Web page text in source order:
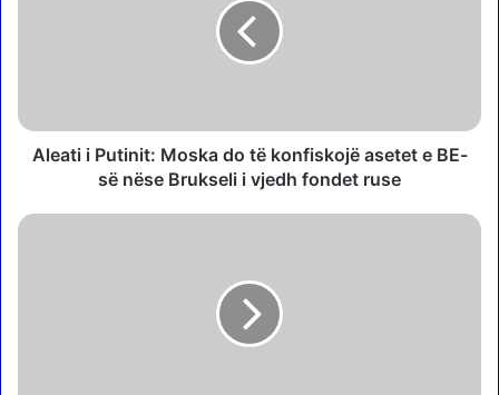
u
i
Aleati i Putinit: Moska do të konfiskojë asetet e BE-
së nëse Brukseli i vjedh fondet ruse
E